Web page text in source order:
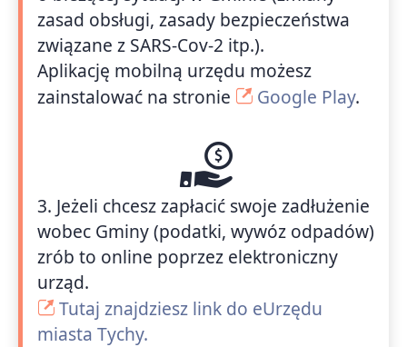
zasad obsługi, zasady bezpieczeństwa
związane z SARS-Cov-2 itp.).
Aplikację mobilną urzędu możesz
zainstalować na stronie
Google Play.
3. Jeżeli chcesz zapłacić swoje zadłużenie
wobec Gminy (podatki, wywóz odpadów)
zrób to online poprzez elektroniczny
urząd.
Tutaj znajdziesz link do eUrzędu
miasta Tychy.